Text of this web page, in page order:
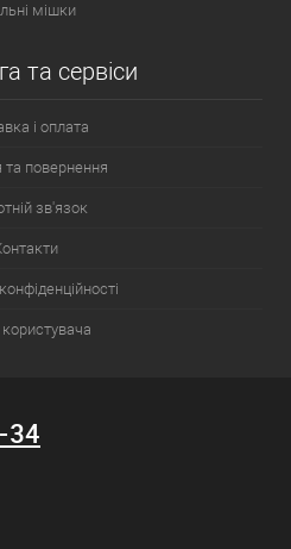
мішки
та сервіси
і оплата
та повернення
зв'язок
34